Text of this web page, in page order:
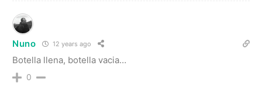
Nuno 12 years ago
Botella llena, botella vacia…
0